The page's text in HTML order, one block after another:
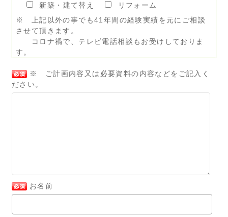
新築・建て替え
リフォーム
※ 上記以外の事でも41年間の経験実績を元にご相談
させて頂きます。
コロナ禍で、テレビ電話相談もお受けしておりま
す。
※ ご計画内容又は必要資料の内容などをご記入く
ださい。
お名前